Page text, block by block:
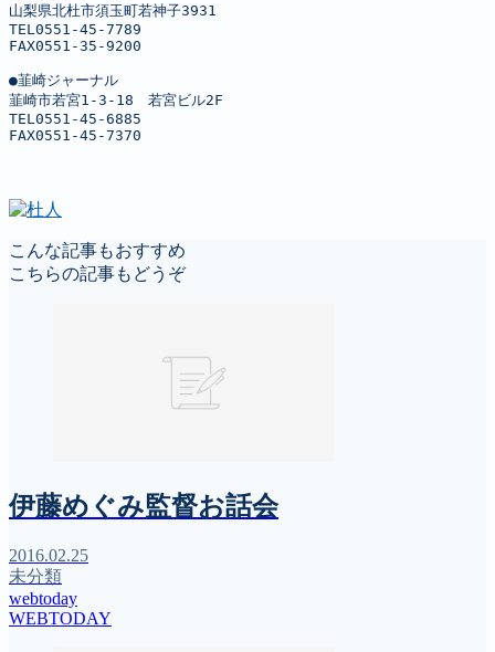
山梨県北杜市須玉町若神子3931
TEL0551-45-7789
FAX0551-35-9200
●韮崎ジャーナル
韮崎市若宮1-3-18　若宮ビル2F
TEL0551-45-6885
FAX0551-45-7370
こんな記事もおすすめ
こちらの記事もどうぞ
伊藤めぐみ監督お話会
2016.02.25
未分類
webtoday
WEBTODAY